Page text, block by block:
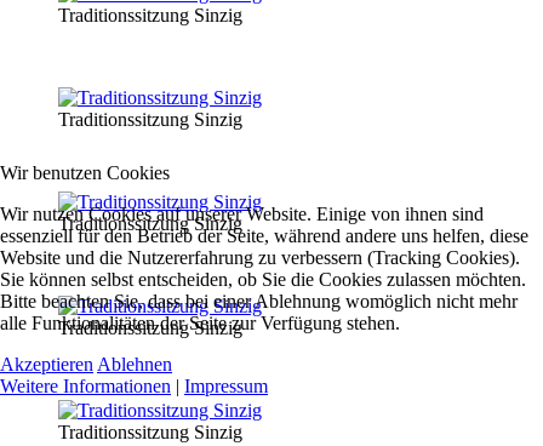
Traditionssitzung Sinzig
Traditionssitzung Sinzig
Traditionssitzung Sinzig
Traditionssitzung Sinzig
Traditionssitzung Sinzig
Wir benutzen Cookies
Wir nutzen Cookies auf unserer Website. Einige von ihnen sind
essenziell für den Betrieb der Seite, während andere uns helfen, diese
Website und die Nutzererfahrung zu verbessern (Tracking Cookies).
Sie können selbst entscheiden, ob Sie die Cookies zulassen möchten.
Bitte beachten Sie, dass bei einer Ablehnung womöglich nicht mehr
alle Funktionalitäten der Seite zur Verfügung stehen.
Akzeptieren Ablehnen
Weitere Informationen | Impressum